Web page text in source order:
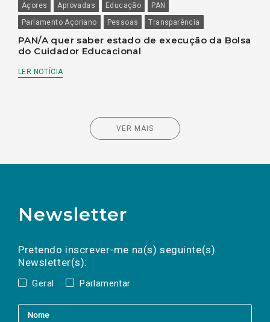
Açores Aprovadas Educação
PAN
Parlamento Açoriano
Pessoas Transparência
PAN/A quer saber estado de execução da Bolsa
do Cuidador Educacional
LER NOTÍCIA
VER MAIS
Newsletter
Pretendo inscrever-me na(s) seguinte(s)
Newsletter(s):
Geral Parlamentar
a(s) newsletter(s).
mail